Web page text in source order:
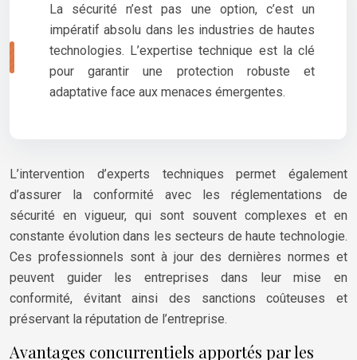
La sécurité n’est pas une option, c’est un
impératif absolu dans les industries de hautes
technologies. L’expertise technique est la clé
pour garantir une protection robuste et
adaptative face aux menaces émergentes.
L’intervention d’experts techniques permet également
d’assurer la conformité avec les réglementations de
sécurité en vigueur, qui sont souvent complexes et en
constante évolution dans les secteurs de haute technologie.
Ces professionnels sont à jour des dernières normes et
peuvent guider les entreprises dans leur mise en
conformité, évitant ainsi des sanctions coûteuses et
préservant la réputation de l’entreprise.
Avantages concurrentiels apportés par les